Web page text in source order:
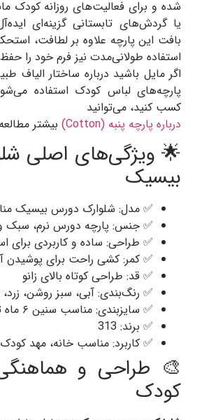
شده و برای فعالیت‌های روزانه کودک
یا گردش‌های تابستانی گزینه‌ای
بافت این پارچه علاوه بر لطافت،
استفاده طولانی‌مدت نیز فرم خود را
اگر مایل باشید درباره ساختار الیاف
پارچه‌های لباس کودک استفاده
کسب کنید، می‌توانید
درباره پارچه پنبه (Cotton)
بیشتر
🌟 ویژگی‌های اصلی
بیسیک
✅ مدل: شلوارک دورس بیسیک
✅ جنس: پارچه دورس نرم، سبک
✅ طراحی: ساده و کاربردی برای
✅ کمر: کشی راحت برای پوشیدن
✅ قد: طراحی کوتاه بالای زانو
✅ رنگ‌بندی: آبی، سبز روشن،
✅ سایزبندی: مناسب سنین ۶ ماه تا ۱۵ سال
✅ برند: 313
✅ کاربرد: مناسب خانه، مهد
🎨 طراحی و
کودک